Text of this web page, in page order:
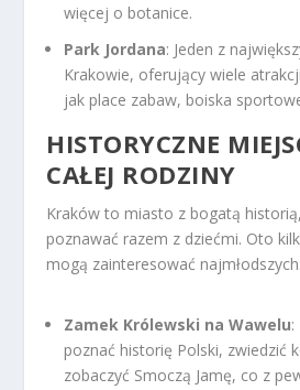
więcej o botanice.
Park Jordana: Jeden z
Krakowie, oferujący wiele
jak place zabaw, boiska
HISTORYCZNE
CAŁEJ RODZINY
Kraków to miasto z bogatą
poznawać razem z dziećmi. Oto
mogą zainteresować najmłodszych:
Zamek Królewski na Wawelu:
poznać historię Polski, zwiedzić
zobaczyć Smoczą Jamę, co z